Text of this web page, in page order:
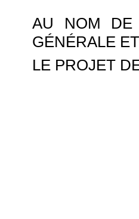
AU NOM DE
GÉNÉRALE
LE PROJET